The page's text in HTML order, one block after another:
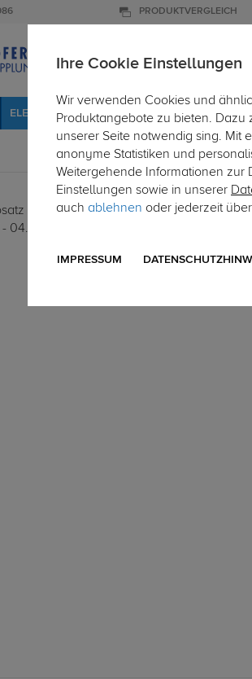
PRODUKTVERGLEICH
ELEKTROSÄTZE DACHTRÄGER
Ihre Cookie Einstellungen
Wir verwenden Cookies und
Produktangebote zu bieten.
unserer Seite notwendig sing. Mit
anonyme Statistiken und
Weitergehende Informationen zur
Einstellungen sowie in unserer
auch ablehnen oder jederzeit
IMPRESSUM